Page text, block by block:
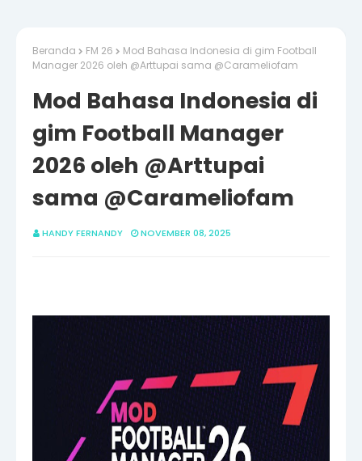
Beranda FM 26
Mod Bahasa Indonesia di gim Football
Manager 2026 oleh @Arttupai sama @Carameliofam
Mod Bahasa Indonesia di
gim Football Manager
2026 oleh @Arttupai
sama @Carameliofam
HANDY FERNANDY NOVEMBER 08, 2025